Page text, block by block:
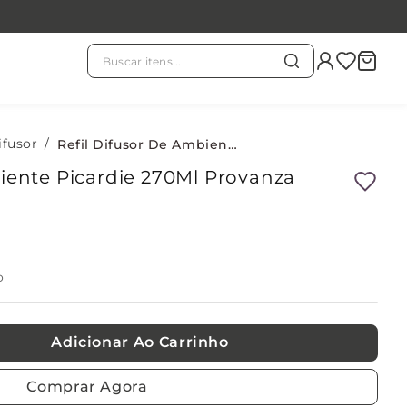
Buscar itens...
Refil Difusor De Ambiente Picardie 270Ml Provanza
Picardie 270Ml Provanza
Adicionar Ao Carrinho
Comprar Agora
1º chá branco
4º refil
5º velas
6º difusor